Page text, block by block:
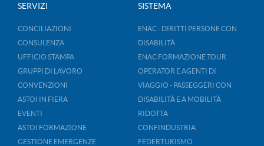
SERVIZI
CONCILIAZIONI
CONSULENZA
UFFICIO STAMPA
GRUPPI DI LAVORO
CONVENZIONI
ASTOI IN FIERA
EVENTI
ASTOI FORMAZIONE
GESTIONE EMERGENZE
SISTEMA
ENAC - DIRITTI PERSONE CON
DISABILITÀ
ENAC FORMAZIONE TOUR
OPERATOR E AGENTI DI
VIAGGIO - PASSEGGERI CON
DISABILITÀ E A MOBILITÀ
RIDOTTA
CONFINDUSTRIA
FEDERTURISMO